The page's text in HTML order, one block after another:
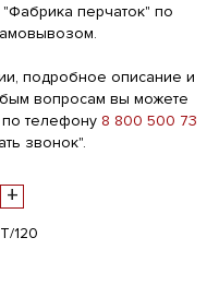
перчаток" по
подробное описание и
вопросам вы можете
телефону 8 800 500 73
звонок".
+
120